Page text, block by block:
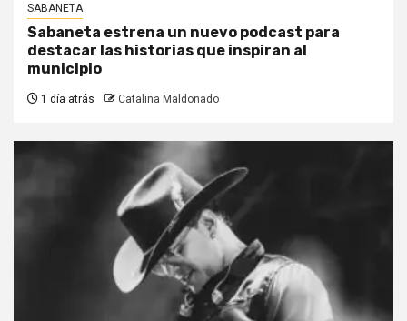
SABANETA
Sabaneta estrena un nuevo podcast para
destacar las historias que inspiran al
municipio
1 día atrás Catalina Maldonado